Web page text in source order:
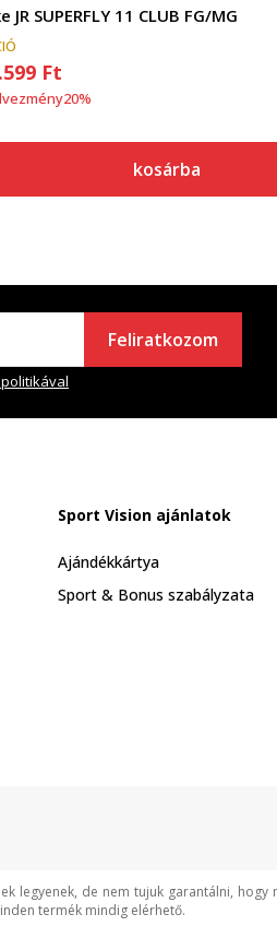
JR SUPERFLY 11 CLUB FG/MG
Ft
20%
kosárba
Feliratkozom
Sport Vision ajánlatok
Ajándékkártya
Sport & Bonus szabályzata
legyenek, de nem tujuk garantálni, hogy
termék mindig elérhető.